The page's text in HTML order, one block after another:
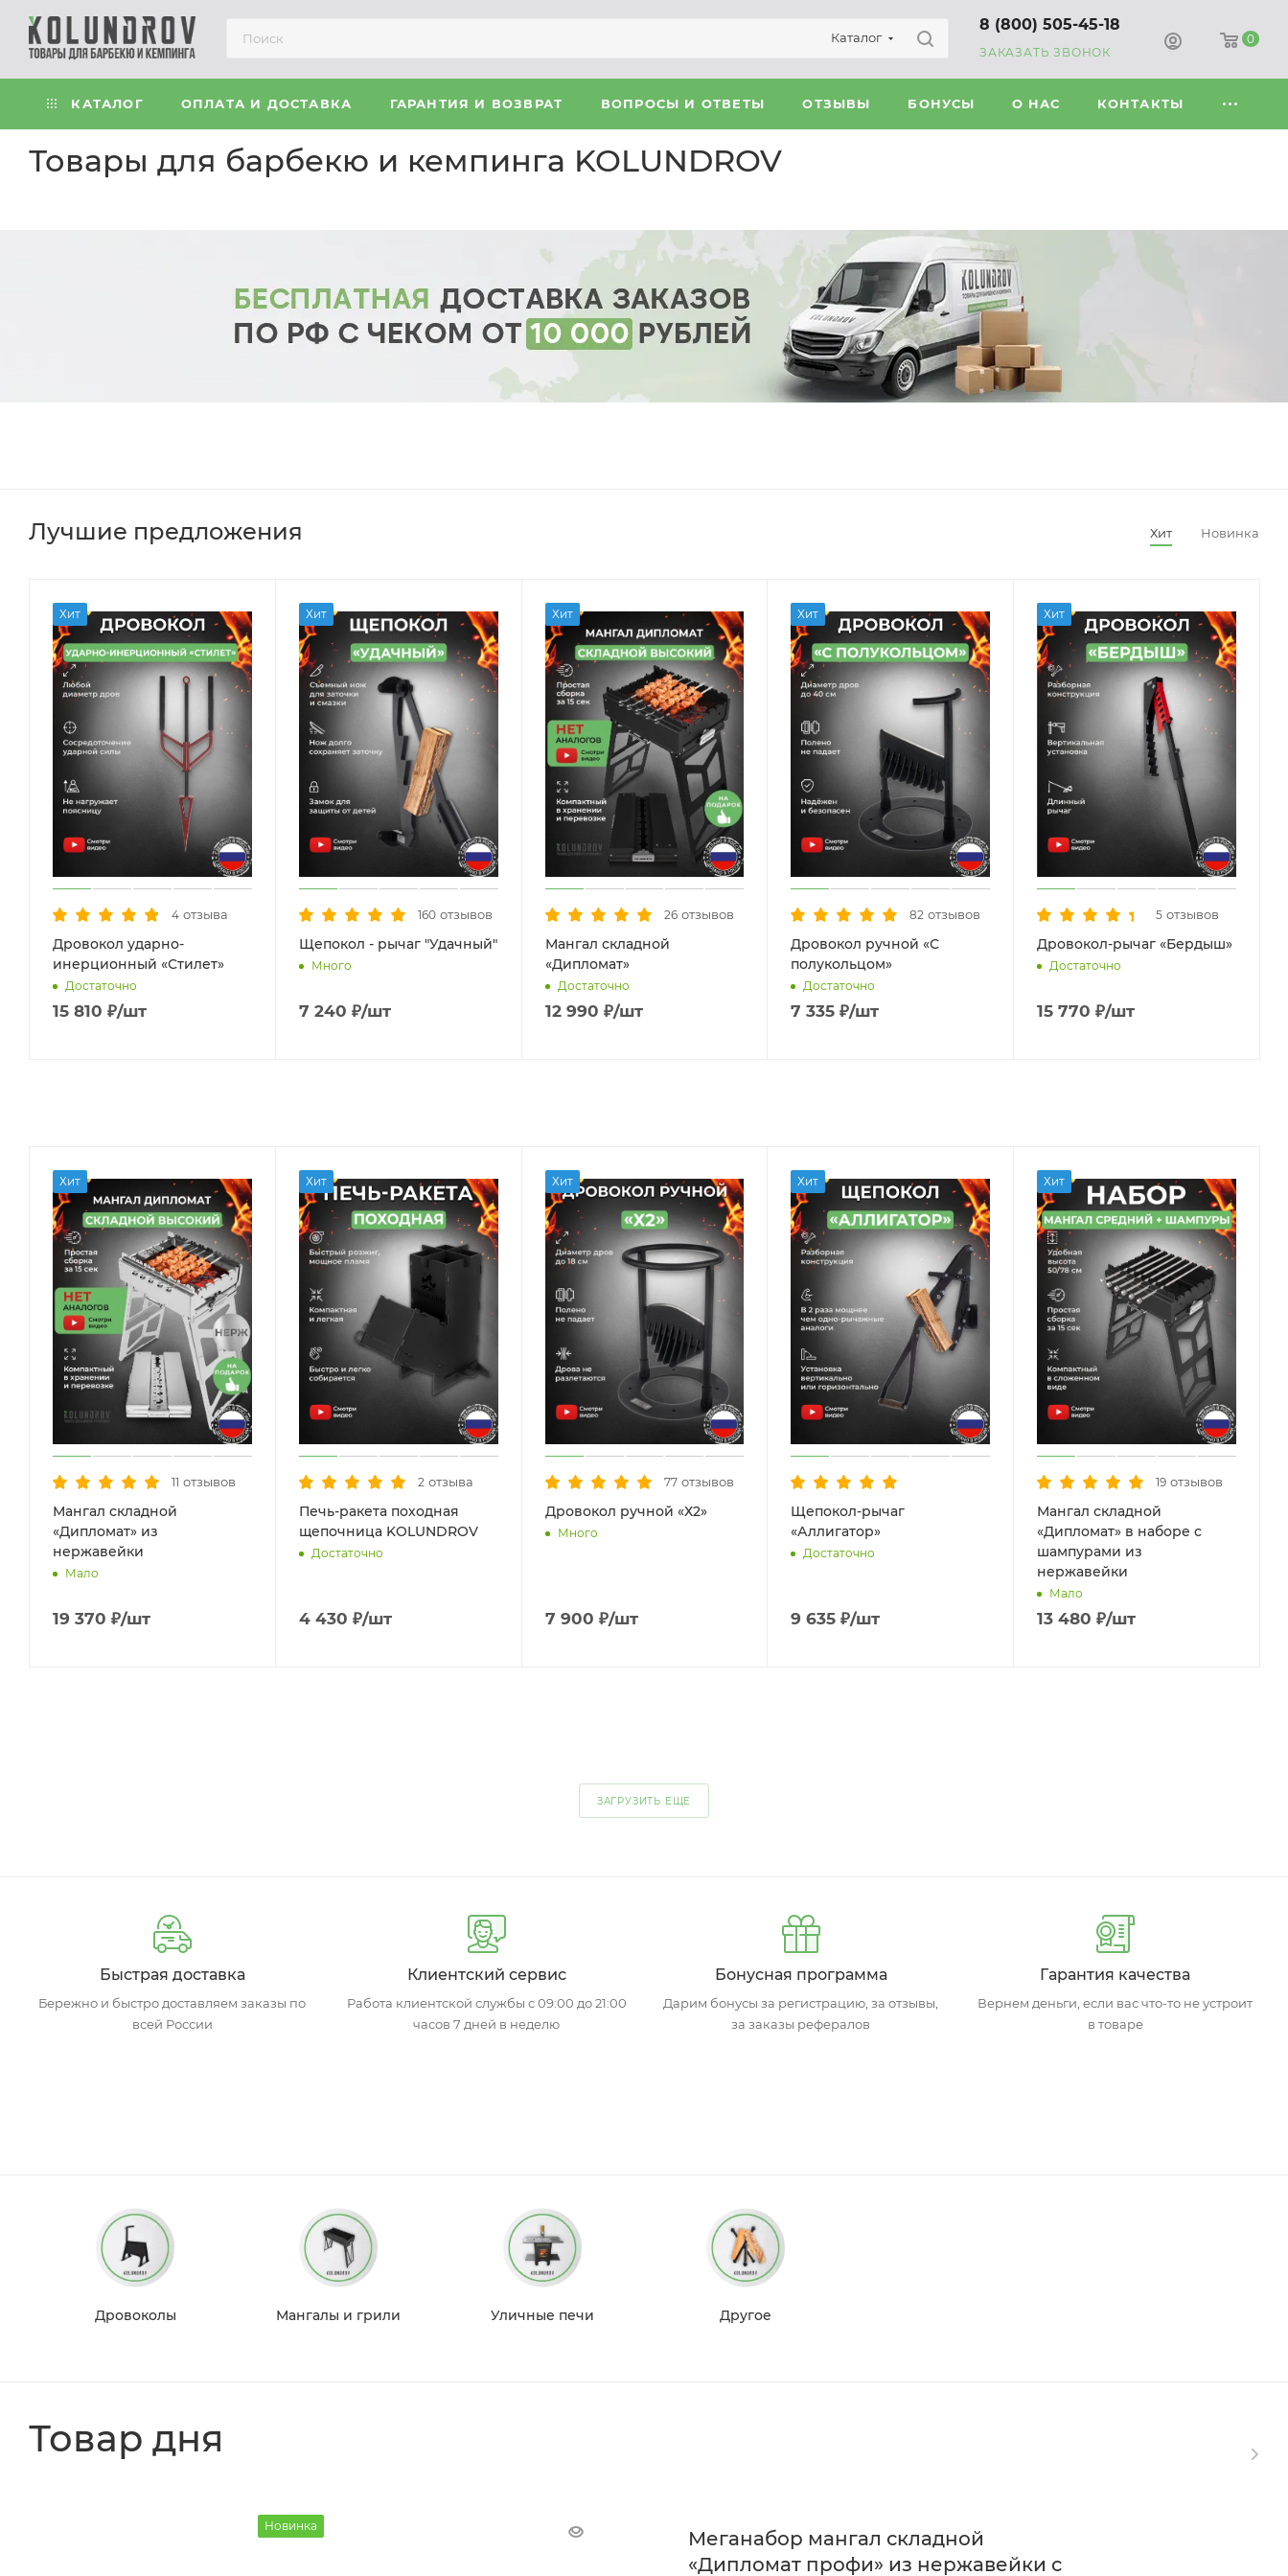
Каталог
8 (800) 505-45-18
ЗАКАЗАТЬ ЗВОНОК
0
КАТАЛОГ ОПЛАТА И ДОСТАВКА ГАРАНТИЯ И ВОЗВРАТ ВОПРОСЫ И ОТВЕТЫ ОТЗЫВЫ БОНУСЫ О НАС КОНТАКТЫ
Товары для барбекю и кемпинга KOLUNDROV
Лучшие предложения Хит Новинка
Хит
4 отзыва
Дровокол ударно-
инерционный «Стилет»
Достаточно
15 810 ₽/шт
Хит
160 отзывов
Щепокол - рычаг "Удачный"
Много
7 240 ₽/шт
Хит
26 отзывов
Мангал складной
«Дипломат»
Достаточно
12 990 ₽/шт
Хит
82 отзывов
Дровокол ручной «С
полукольцом»
Достаточно
7 335 ₽/шт
Хит
5 отзывов
Дровокол-рычаг «Бердыш»
Достаточно
15 770 ₽/шт
Хит
11 отзывов
Мангал складной
«Дипломат» из
нержавейки
Мало
19 370 ₽/шт
Хит
2 отзыва
Печь-ракета походная
щепочница KOLUNDROV
Достаточно
4 430 ₽/шт
Хит
77 отзывов
Дровокол ручной «Х2»
Много
7 900 ₽/шт
Хит
Щепокол-рычаг
«Аллигатор»
Достаточно
9 635 ₽/шт
Хит
19 отзывов
Мангал складной
«Дипломат» в наборе с
шампурами из
нержавейки
Мало
13 480 ₽/шт
ЗАГРУЗИТЬ ЕЩЕ
Быстрая доставка
Бережно и быстро доставляем заказы по
всей России
Клиентский сервис
Работа клиентской службы с 09:00 до 21:00
часов 7 дней в неделю
Бонусная программа
Дарим бонусы за регистрацию, за отзывы,
за заказы рефералов
Гарантия качества
Вернем деньги, если вас что-то не устроит
в товаре
Дровоколы Мангалы и грили Уличные печи Другое
Товар дня
Новинка
Меганабор мангал складной
«Дипломат профи» из нержавейки с